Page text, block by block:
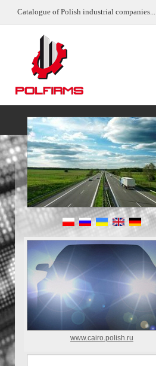
Catalogue of Polish industrial companies...
www.cairo.polish.ru